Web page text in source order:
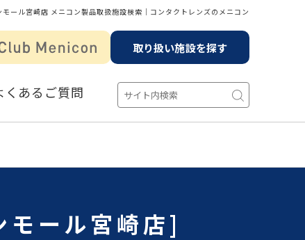
ール宮崎店 メニコン製品取扱施設検索│コンタクトレンズのメニコン
取り扱い施設を探す
くあるご質問
ール宮崎店]